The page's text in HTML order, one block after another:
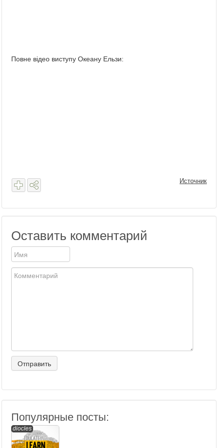
Повне відео виступу Океану Ельзи:
Источник
Оставить комментарий
Популярные посты:
diocles